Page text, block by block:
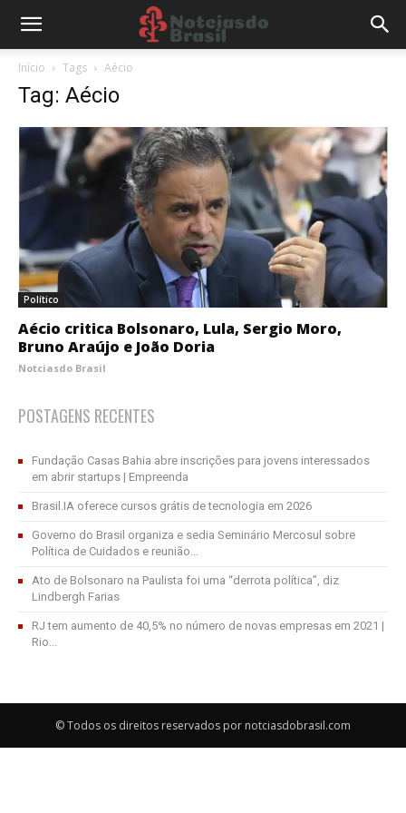
Início Tags Aécio
Tag: Aécio
Político
Aécio critica Bolsonaro, Lula, Sergio Moro,
Bruno Araújo e João Doria
Notciasdo Brasil
POSTAGENS RECENTES
Fundação Casas Bahia abre inscrições para jovens interessados
em abrir startups | Empreenda
Brasil.IA oferece cursos grátis de tecnologia em 2026
Governo do Brasil organiza e sedia Seminário Mercosul sobre
Política de Cuidados e reunião...
Ato de Bolsonaro na Paulista foi uma “derrota política”, diz
Lindbergh Farias
RJ tem aumento de 40,5% no número de novas empresas em 2021 |
Rio...
© Todos os direitos reservados por notciasdobrasil.com